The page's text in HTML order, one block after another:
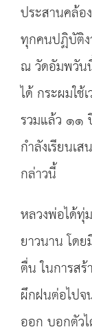
ประสานคล้อ
ทุกคนปฏิบัติ
ณ วัดอัมพวัน
ได้ กระผมใช้
รวมแล้ว ๑๑
กำลังเรียนเ
กล่าวนี้
หลวงพ่อได้ทุ่
ยาวนาน โด
ตื่น ในการส
ผึกฝนต่อไปจ
ออก บอกตัว